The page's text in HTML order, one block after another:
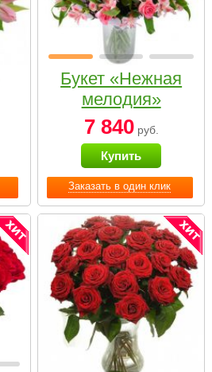
Заказать в один клик
Букет «Нежная
мелодия»
7 840руб.
Купить